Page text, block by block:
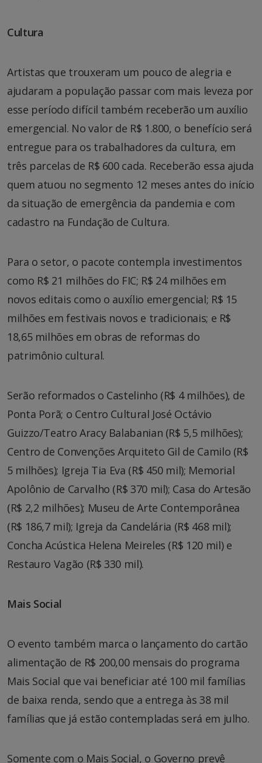
Cultura
Artistas que trouxeram um pouco de alegria e
ajudaram a população passar com mais leveza por
esse período difícil também receberão um auxílio
emergencial. No valor de R$ 1.800, o benefício será
entregue para os trabalhadores da cultura, em
três parcelas de R$ 600 cada. Receberão essa ajuda
quem atuou no segmento 12 meses antes do início
da situação de emergência da pandemia e com
cadastro na Fundação de Cultura.
Para o setor, o pacote contempla investimentos
como R$ 21 milhões do FIC; R$ 24 milhões em
novos editais como o auxílio emergencial; R$ 15
milhões em festivais novos e tradicionais; e R$
18,65 milhões em obras de reformas do
patrimônio cultural.
Serão reformados o Castelinho (R$ 4 milhões), de
Ponta Porã; o Centro Cultural José Octávio
Guizzo/Teatro Aracy Balabanian (R$ 5,5 milhões);
Centro de Convenções Arquiteto Gil de Camilo (R$
5 milhões); Igreja Tia Eva (R$ 450 mil); Memorial
Apolônio de Carvalho (R$ 370 mil); Casa do Artesão
(R$ 2,2 milhões); Museu de Arte Contemporânea
(R$ 186,7 mil); Igreja da Candelária (R$ 468 mil);
Concha Acústica Helena Meireles (R$ 120 mil) e
Restauro Vagão (R$ 330 mil).
Mais Social
O evento também marca o lançamento do cartão
alimentação de R$ 200,00 mensais do programa
Mais Social que vai beneficiar até 100 mil famílias
de baixa renda, sendo que a entrega às 38 mil
famílias que já estão contempladas será em julho.
Somente com o Mais Social, o Governo prevê